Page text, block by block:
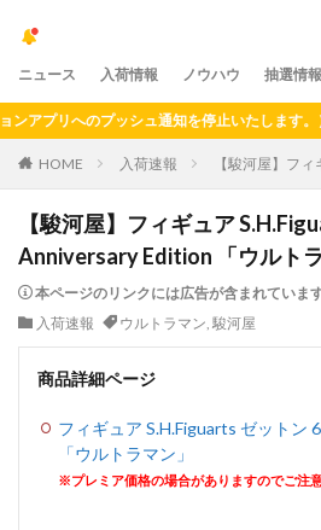
ニュース 入荷情報 ノウハウ 抽選情報
へのプッシュ通知を停止いたします。）
HOME 入荷速報 【駿河屋】フ
【駿河屋】フィギュア
Anniversary Edition 「ウルトラ
本ページのリンクには広告が含まれています
入荷速報
ウルトラマン, 駿河屋
商品詳細ページ
フィギュア S.H.Figuarts ゼットン
「ウルトラマン」
※プレミア価格の場合がありますのでご注意